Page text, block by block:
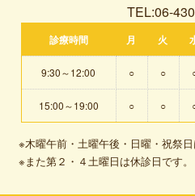
TEL:06-
診療時間 月 火
9:30～12:00 ○ ○
15:00～19:00 ○ ○
※木曜午前・土曜午後・日曜・祝祭日
※また第２・４土曜日は休診日です。